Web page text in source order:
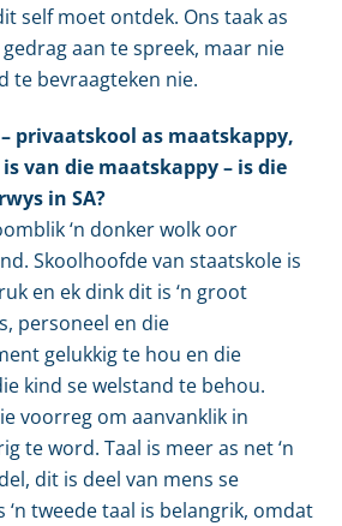
self moet ontdek. Ons taak as
aan te spreek, maar nie
te bevraagteken nie.
privaatskool as maatskappy,
van die maatskappy – is die
in SA?
‘n donker wolk oor
Skoolhoofde van staatskole is
en ek dink dit is ‘n groot
personeel en die
gelukkig te hou en die
kind se welstand te behou.
voorreg om aanvanklik in
te word. Taal is meer as net ‘n
dit is deel van mens se
‘n tweede taal is belangrik, omdat